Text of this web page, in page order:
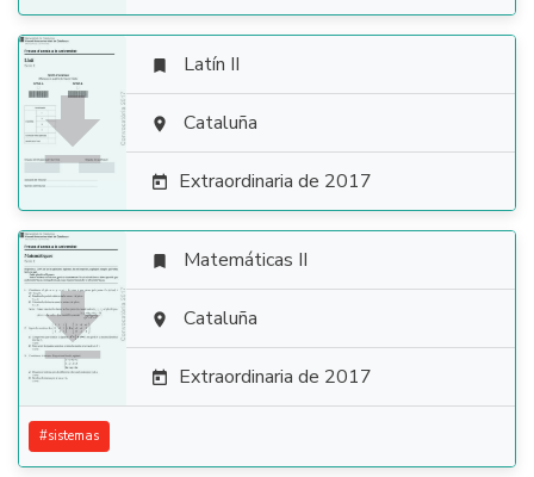

 Latín II
 Cataluña
 Extraordinaria de 2017

 Matemáticas II
 Cataluña
 Extraordinaria de 2017
#sistemas